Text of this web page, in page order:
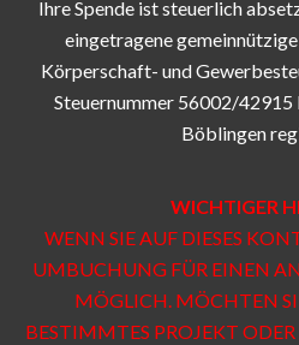
Ihre Spende ist steuerlich
eingetragene
Körperschaft- und
Steuernummer 56002/42915
Böblingen
WICHTIGER
WENN SIE AUF DIESES
UMBUCHUNG FÜR EINEN
MÖGLICH. MÖCHTEN
BESTIMMTES PROJEKT